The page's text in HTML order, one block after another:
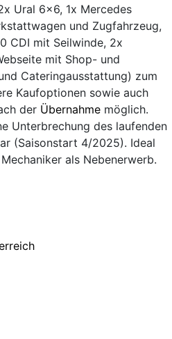
Ural 6x6, 1x Mercedes
und Zugfahrzeug,
CDI mit Seilwinde, 2x
mit Shop- und
Cateringausstattung) zum
Kaufoptionen sowie auch
der Übernahme möglich.
Unterbrechung des laufenden
(Saisonstart 4/2025). Ideal
als Nebenerwerb.